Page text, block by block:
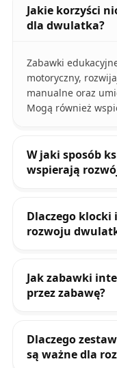
Jakie korzyści
dla dwulatka?
Zabawki
motoryczny,
manualne oraz
Mogą również
W jaki sposób
wspierają
Dlaczego klocki
rozwoju
Jak zabawki
przez zabawę?
Dlaczego
są ważne dla